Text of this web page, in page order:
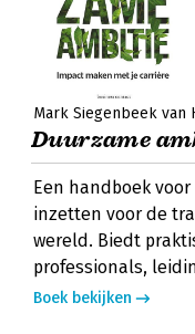
Mark Siegenbeek van
Duurzame
Een handboek
inzetten voor de
wereld. Biedt
professionals,
Boek bekijken